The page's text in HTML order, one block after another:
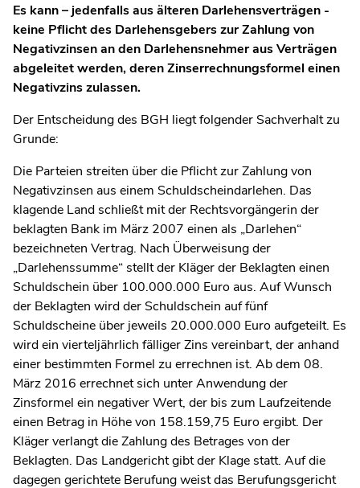
Es kann – jedenfalls aus älteren Darlehensverträgen -
keine Pflicht des Darlehensgebers zur Zahlung von
Negativzinsen an den Darlehensnehmer aus Verträgen
abgeleitet werden, deren Zinserrechnungsformel einen
Negativzins zulassen.
Der Entscheidung des BGH liegt folgender Sachverhalt zu
Grunde:
Die Parteien streiten über die Pflicht zur Zahlung von
Negativzinsen aus einem Schuldscheindarlehen. Das
klagende Land schließt mit der Rechtsvorgängerin der
beklagten Bank im März 2007 einen als „Darlehen“
bezeichneten Vertrag. Nach Überweisung der
„Darlehenssumme“ stellt der Kläger der Beklagten einen
Schuldschein über 100.000.000 Euro aus. Auf Wunsch
der Beklagten wird der Schuldschein auf fünf
Schuldscheine über jeweils 20.000.000 Euro aufgeteilt. Es
wird ein vierteljährlich fälliger Zins vereinbart, der anhand
einer bestimmten Formel zu errechnen ist. Ab dem 08.
März 2016 errechnet sich unter Anwendung der
Zinsformel ein negativer Wert, der bis zum Laufzeitende
einen Betrag in Höhe von 158.159,75 Euro ergibt. Der
Kläger verlangt die Zahlung des Betrages von der
Beklagten. Das Landgericht gibt der Klage statt. Auf die
dagegen gerichtete Berufung weist das Berufungsgericht